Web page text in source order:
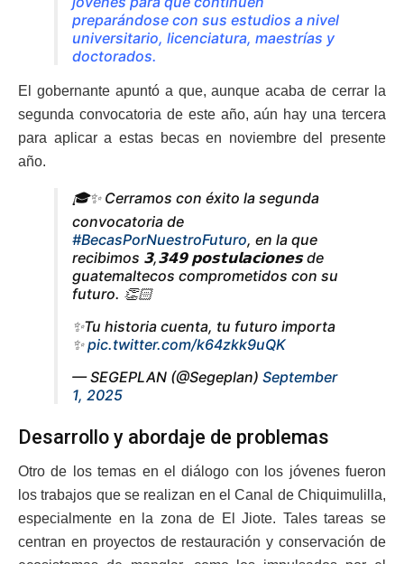
preparándose con sus estudios a nivel
universitario, licenciatura, maestrías y
doctorados.
El gobernante apuntó a que, aunque acaba de cerrar la
segunda convocatoria de este año, aún hay una tercera
para aplicar a estas becas en noviembre del presente
año.
🎓✨ Cerramos con éxito la segunda
convocatoria de
#BecasPorNuestroFuturo, en la que
recibimos 𝟯,𝟯𝟰𝟵 𝗽𝗼𝘀𝘁𝘂𝗹𝗮𝗰𝗶𝗼𝗻𝗲𝘀 de
guatemaltecos comprometidos con su
futuro. 👏🏻
✨Tu historia cuenta, tu futuro importa
✨pic.twitter.com/k64zkk9uQK
— SEGEPLAN (@Segeplan) September
1, 2025
Desarrollo y abordaje de problemas
Otro de los temas en el diálogo con los jóvenes fueron
los trabajos que se realizan en el Canal de Chiquimulilla,
especialmente en la zona de El Jiote. Tales tareas se
centran en proyectos de restauración y conservación de